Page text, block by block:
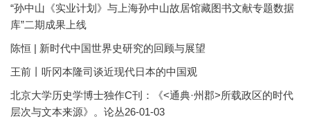
“孙中山《实业计划》与上海孙中山故居馆藏图书文献专题数据
库”二期成果上线
陈恒 | 新时代中国世界史研究的回顾与展望
王前丨听冈本隆司谈近现代日本的中国观
北京大学历史学博士独作C刊：《<通典·州郡>所载政区的时代
层次与文本来源》。论丛26-01-03